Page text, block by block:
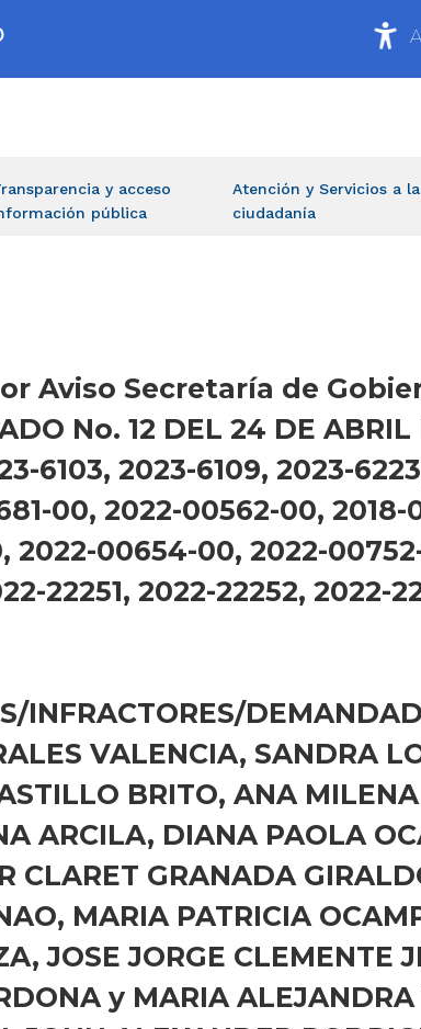
y acceso
pública
Atención y Servicios a la
ciudadanía
Aviso Secretaría de
No. 12 DEL 24 DE
6103, 2023-6109, 2023-
00, 2022-00562-00,
2022-00654-00, 2022-
22251, 2022-22252, 2022-
INFRACTORES/
VALENCIA, SANDRA
BRITO, ANA
ARCILA, DIANA PAOLA
CLARET GRANADA
MARIA PATRICIA
JOSE JORGE CLEMENTE
y MARIA